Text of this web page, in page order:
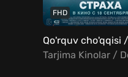
FHD